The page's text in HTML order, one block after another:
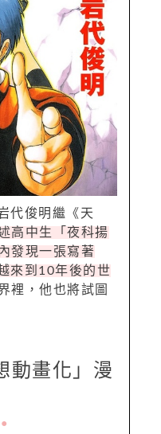
代俊明繼《天
高中生「夜科揚
發現一張寫著
來到10年後的世
裡，他也將試圖
動畫化」漫